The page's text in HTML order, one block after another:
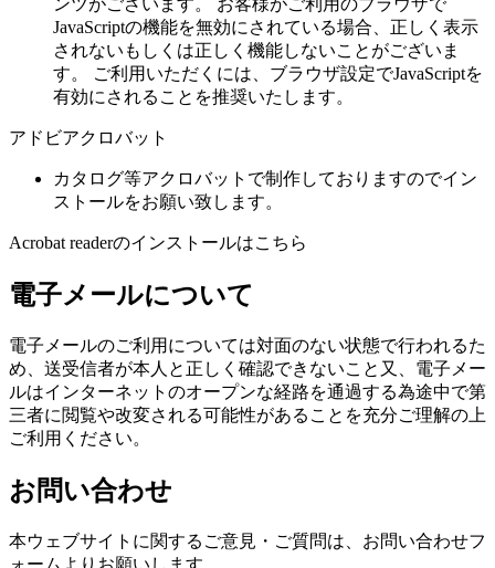
ンツがございます。 お客様がご利用のブラウザで
JavaScriptの機能を無効にされている場合、正しく表示
されないもしくは正しく機能しないことがございま
す。 ご利用いただくには、ブラウザ設定でJavaScriptを
有効にされることを推奨いたします。
アドビアクロバット
カタログ等アクロバットで制作しておりますのでイン
ストールをお願い致します。
Acrobat readerのインストールはこちら
電子メールについて
電子メールのご利用については対面のない状態で行われるた
め、送受信者が本人と正しく確認できないこと又、電子メー
ルはインターネットのオープンな経路を通過する為途中で第
三者に閲覧や改変される可能性があることを充分ご理解の上
ご利用ください。
お問い合わせ
本ウェブサイトに関するご意見・ご質問は、お問い合わせフ
ォームよりお願いします。